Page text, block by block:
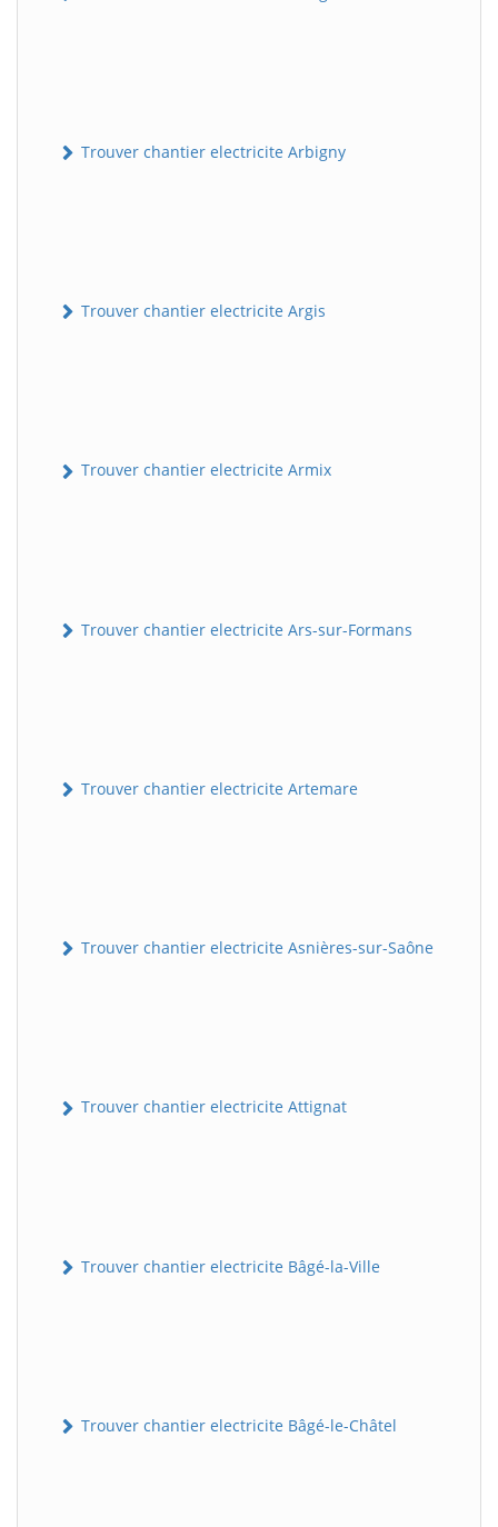
Trouver chantier electricite Arbigny
Trouver chantier electricite Argis
Trouver chantier electricite Armix
Trouver chantier electricite Ars-sur-Formans
Trouver chantier electricite Artemare
Trouver chantier electricite Asnières-sur-Saône
Trouver chantier electricite Attignat
Trouver chantier electricite Bâgé-la-Ville
Trouver chantier electricite Bâgé-le-Châtel